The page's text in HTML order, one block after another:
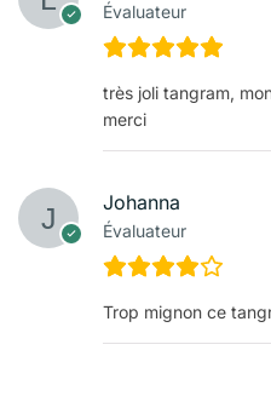
Évaluateur
très joli tangram,
merci
Johanna
Évaluateur
Trop mignon ce